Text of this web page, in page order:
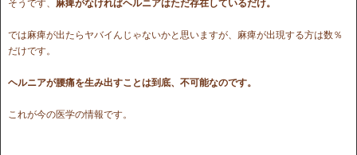
そうです、 麻痺がなければヘルニアはただ存在しているだけ。
では麻痺が出たらヤバイんじゃないかと思いますが、麻痺が出現する方は数％
だけです。
ヘルニアが腰痛を生み出すことは到底、不可能なのです。
これが今の医学の情報です。